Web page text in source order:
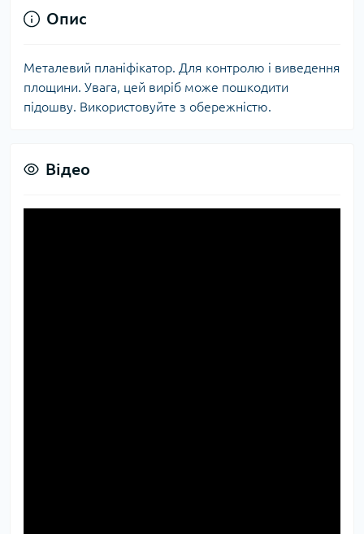
Опис
Металевий планіфікатор. Для контролю і виведення
площини. Увага, цей виріб може пошкодити
підошву. Використовуйте з обережністю.
Відео